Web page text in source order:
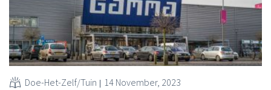
Doe-Het-Zelf/Tuin 14 November, 2023